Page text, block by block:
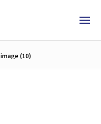
image (10)